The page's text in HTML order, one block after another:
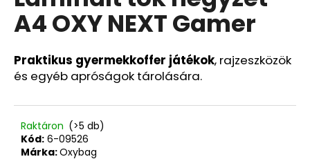
5-
ből
csillag.
A4 OXY NEXT Gamer
Praktikus gyermekkoffer játékok, rajzeszközök
és egyéb apróságok tárolására.
Raktáron (>5 db)
Kód: 6-09526
Márka:Oxybag
j
á
n
l
u
k